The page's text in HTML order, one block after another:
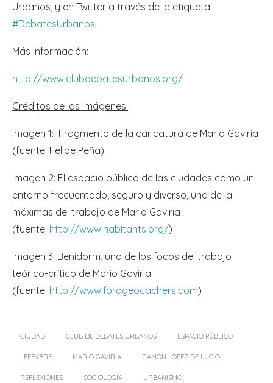
Urbanos, y en Twitter a través de la etiqueta
#DebatesUrbanos.
Más información:
http://www.clubdebatesurbanos.org/
Créditos de las imágenes:
Imagen 1: Fragmento de la caricatura de Mario Gaviria
(fuente: Felipe Peña)
Imagen 2: El espacio público de las ciudades como un
entorno frecuentado, seguro y diverso, una de la
máximas del trabajo de Mario Gaviria
(fuente: http://www.habitants.org/)
Imagen 3: Benidorm, uno de los focos del trabajo
teórico-crítico de Mario Gaviria
(fuente: http://www.forogeocachers.com)
CIUDAD CLUB DE DEBATES URBANOS ESPACIO PÚBLICO
LEFEVBRE MARIO GAVIRIA RAMÓN LÓPEZ DE LUCIO
REFLEXIONES SOCIOLOGÍA URBANISMO